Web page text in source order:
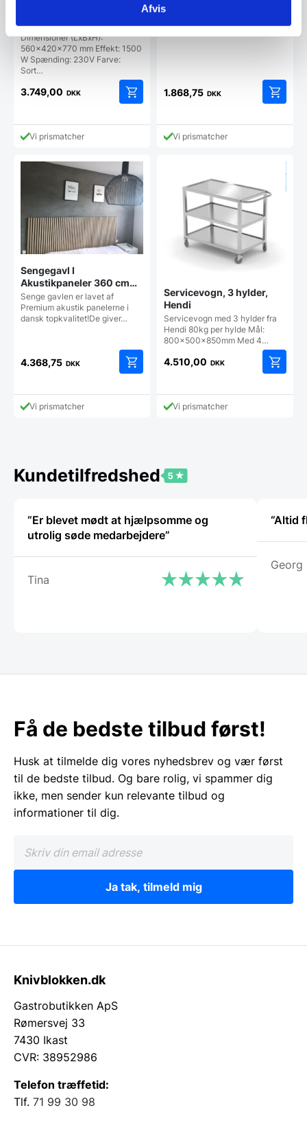
Afvis
model, Hendi
Dimensioner (LxBxH):
560x420x770 mm Effekt: 1500
W Spænding: 230V Farve:
Sort…
3.749,00 DKK
Vi prismatcher
1.868,75 DKK
vare
vælges
på
Vi prismatcher
Sengegavl I
Akustikpaneler 360 cm
brede
Senge gavlen er lavet af
Premium akustik panelerne i
dansk topkvalitet!De giver…
4.368,75 DKK
vare
vælges
på
Vi prismatcher
Servicevogn, 3 hylder,
Hendi
Servicevogn med 3 hylder fra
Hendi 80kg per hylde Mål:
800x500x850mm Med 4…
4.510,00 DKK
Vi prismatcher
Kundetilfredshed
“Er blevet mødt at hjælpsomme og
utrolig søde medarbejdere”
Tina
“Altid
Georg
Få de bedste tilbud først!
Husk at tilmelde dig vores nyhedsbrev og vær først
til de bedste tilbud. Og bare rolig, vi spammer dig
ikke, men sender kun relevante tilbud og
informationer til dig.
Ja tak, tilmeld mig
Knivblokken.dk
Gastrobutikken ApS
Rømersvej 33
7430 Ikast
CVR: 38952986
Telefon træffetid:
Tlf. 71 99 30 98